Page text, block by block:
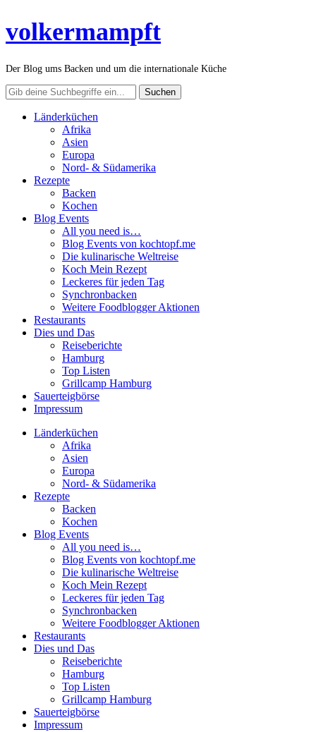
volkermampft
Der Blog ums Backen und um die internationale Küche
Länderküchen
Afrika
Asien
Europa
Nord- & Südamerika
Rezepte
Backen
Kochen
Blog Events
All you need is…
Blog Events von kochtopf.me
Die kulinarische Weltreise
Koch Mein Rezept
Leckeres für jeden Tag
Synchronbacken
Weitere Foodblogger Aktionen
Restaurants
Dies und Das
Reiseberichte
Hamburg
Top Listen
Grillcamp Hamburg
Sauerteigbörse
Impressum
Länderküchen
Afrika
Asien
Europa
Nord- & Südamerika
Rezepte
Backen
Kochen
Blog Events
All you need is…
Blog Events von kochtopf.me
Die kulinarische Weltreise
Koch Mein Rezept
Leckeres für jeden Tag
Synchronbacken
Weitere Foodblogger Aktionen
Restaurants
Dies und Das
Reiseberichte
Hamburg
Top Listen
Grillcamp Hamburg
Sauerteigbörse
Impressum